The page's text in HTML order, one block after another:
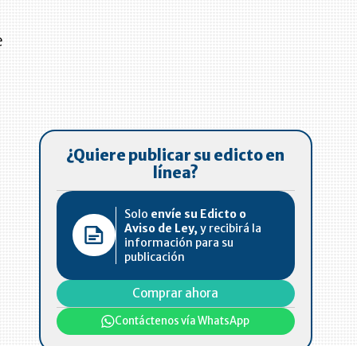
¿Quiere publicar su edicto en
línea?
Solo envíe su Edicto o
Aviso de Ley, y recibirá la
información para su
publicación
Comprar ahora
Contáctenos vía WhatsApp